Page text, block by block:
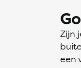
Zijn
een